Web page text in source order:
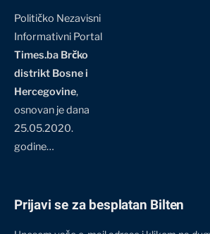
Političko Nezavisni
Informativni Portal
Times.ba Brčko
distrikt Bosne i
Hercegovine,
osnovan je dana
25.05.2020.
godine…
Prijavi se za besplatan Bilten